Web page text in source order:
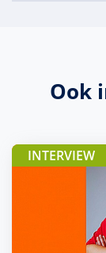
Ook
INTERVIEW